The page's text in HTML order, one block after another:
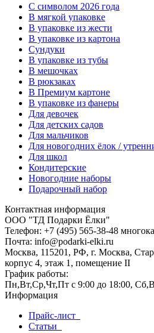
C символом 2026 года
В мягкой упаковке
В упаковке из жести
В упаковке из картона
Сундуки
В упаковке из тубы
В мешочках
В рюкзаках
В Премиум картоне
В упаковке из фанеры
Для девочек
Для детских садов
Для мальчиков
Для новогодних ёлок /
Для школ
Кондитерские
Новогодние наборы
Подарочный набор
Контактная информация
ООО "ТД Подарки Ёлки"
Телефон: +7 (495) 565-38-48
Почта: info@podarki-elki.ru
Москва, 115201, РФ, г. Москва,
корпус 4, этаж 1, помещение II
График работы:
Пн,Вт,Ср,Чт,Пт с 9:00 до 18:00,
Информация
Прайс-лист
Статьи